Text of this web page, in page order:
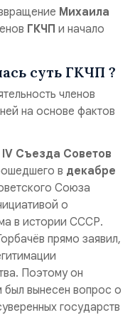
Михаила
ГКЧП и начало
суть ГКЧП ?
членов
на основе фактов
IV Съезда Советов
в декабре
Союза
о
в истории СССР.
прямо заявил,
Поэтому он
был вынесен вопрос о
государств